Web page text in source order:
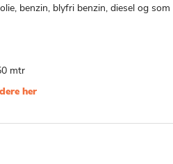
benzin, blyfri benzin, diesel og
mtr
her